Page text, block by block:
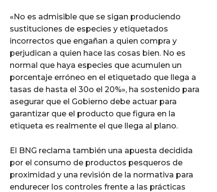
«No es admisible que se sigan produciendo
sustituciones de especies y etiquetados
incorrectos que engañan a quien compra y
perjudican a quien hace las cosas bien. No es
normal que haya especies que acumulen un
porcentaje erróneo en el etiquetado que llega a
tasas de hasta el 30o el 20%», ha sostenido para
asegurar que el Gobierno debe actuar para
garantizar que el producto que figura en la
etiqueta es realmente el que llega al plano.
El BNG reclama también una apuesta decidida
por el consumo de productos pesqueros de
proximidad y una revisión de la normativa para
endurecer los controles frente a las prácticas